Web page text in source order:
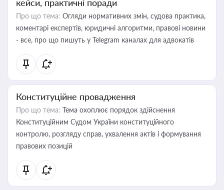
кейси, практичні поради
Про що тема: Огляди нормативних змін, судова практика,
коментарі експертів, юридичні алгоритми, правові новини
- все, про що пишуть у Telegram каналах для адвокатів
Конституційне провадження
Про що тема: Тема охоплює порядок здійснення
Конституційним Судом України конституційного
контролю, розгляду справ, ухвалення актів і формування
правових позицій